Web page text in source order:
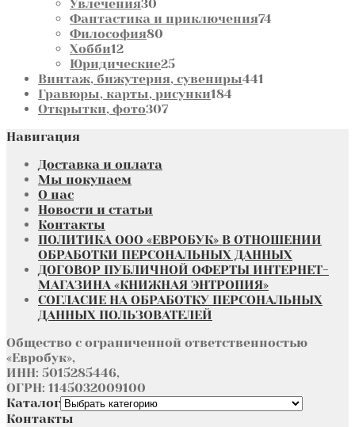
Увлечения30
товаров
Фантастика и приключения74
Философия80
Хобби1212
товаров
Юридические2525
товаров
Винтаж, бижутерия, сувениры441
Гравюры, карты, рисунки184
Открытки, фото307307
Навигация
Доставка и оплата
Мы покупаем
О нас
Новости и статьи
Контакты
ПОЛИТИКА ООО «ЕВРОБУК» В ОТНОШЕНИИ
ОБРАБОТКИ ПЕРСОНАЛЬНЫХ ДАННЫХ
ДОГОВОР ПУБЛИЧНОЙ ОФЕРТЫ ИНТЕРНЕТ-
МАГАЗИНА «КНИЖНАЯ ЭНТРОПИЯ»
СОГЛАСИЕ НА ОБРАБОТКУ ПЕРСОНАЛЬНЫХ
ДАННЫХ ПОЛЬЗОВАТЕЛЕЙ
Общество с ограниченной ответственностью
«Евробук»,
ИНН: 5015285446,
ОГРН: 1145032009100
Каталог
Контакты